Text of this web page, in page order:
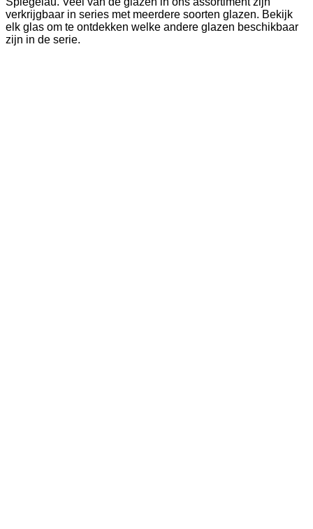
verkrijgbaar in series met meerdere soorten glazen. Bekijk
elk glas om te ontdekken welke andere glazen beschikbaar
zijn in de serie.